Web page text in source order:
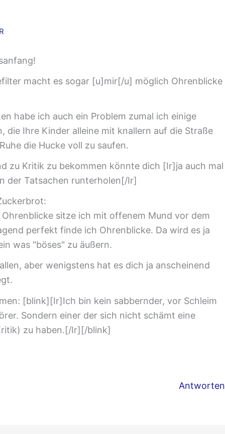
macht es sogar [u]mir[/u] möglich Ohrenblicke
habe ich auch ein Problem zumal ich einige
die Ihre Kinder alleine mit knallern auf die Straße
die Hucke voll zu saufen.
zu Kritik zu bekommen könnte dich [Ir]ja auch mal
der Tatsachen runterholen[/Ir]
sitze ich mit offenem Mund vor dem
perfekt finde ich Ohrenblicke. Da wird es ja
was "böses" zu äußern.
aber wenigstens hat es dich ja anscheinend
[blink][Ir]Ich bin kein sabbernder, vor Schleim
Sondern einer der sich nicht schämt eine
zu haben.[/Ir][/blink]
Antworten